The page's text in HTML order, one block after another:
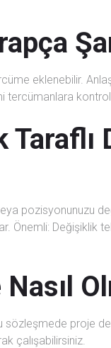
eklenebilir.
tercümanlara kontrol
pozisyonunuzu
Önemli: Değişiklik
sözleşmede proje
çalışabilirsiniz.